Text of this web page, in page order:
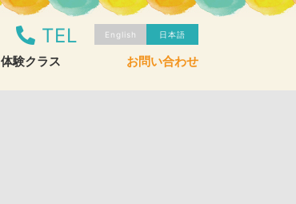
TEL English 日本語
体験クラス お問い合わせ